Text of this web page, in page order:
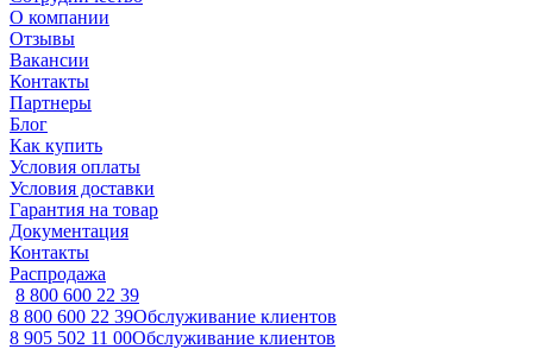
О компании
Отзывы
Вакансии
Контакты
Партнеры
Блог
Как купить
Условия оплаты
Условия доставки
Гарантия на товар
Документация
Контакты
Распродажа
8 800 600 22 39
8 800 600 22 39Обслуживание клиентов
8 905 502 11 00Обслуживание клиентов